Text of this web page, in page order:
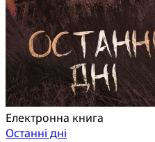
Електронна книга
Останні дні